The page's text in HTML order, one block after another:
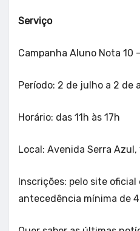
Serviço
Campanha Aluno Nota 10
Período: 2 de julho a 2 de
Horário: das 11h às 17h
Local: Avenida Serra
Inscrições: pelo site
antecedência mínima de